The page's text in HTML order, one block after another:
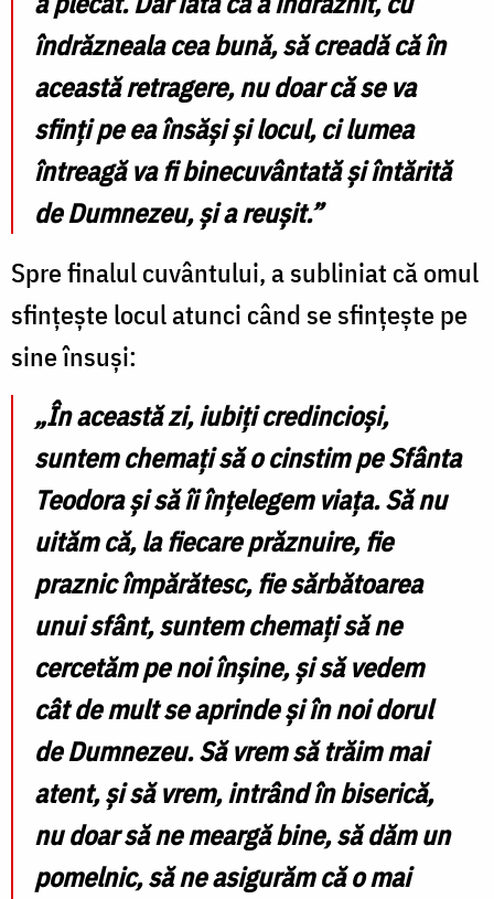
îndrăzneala cea bună, să creadă că în
această retragere, nu doar că se va
sfinți pe ea însăși și locul, ci lumea
întreagă va fi binecuvântată și întărită
de Dumnezeu, și a reușit.”
Spre finalul cuvântului, a subliniat că omul
sfințește locul atunci când se sfințește pe
sine însuși:
„În această zi, iubiți credincioși,
suntem chemați să o cinstim pe Sfânta
Teodora și să îi înțelegem viața. Să nu
uităm că, la fiecare prăznuire, fie
praznic împărătesc, fie sărbătoarea
unui sfânt, suntem chemați să ne
cercetăm pe noi înșine, și să vedem
cât de mult se aprinde și în noi dorul
de Dumnezeu. Să vrem să trăim mai
atent, și să vrem, intrând în biserică,
nu doar să ne meargă bine, să dăm un
pomelnic, să ne asigurăm că o mai